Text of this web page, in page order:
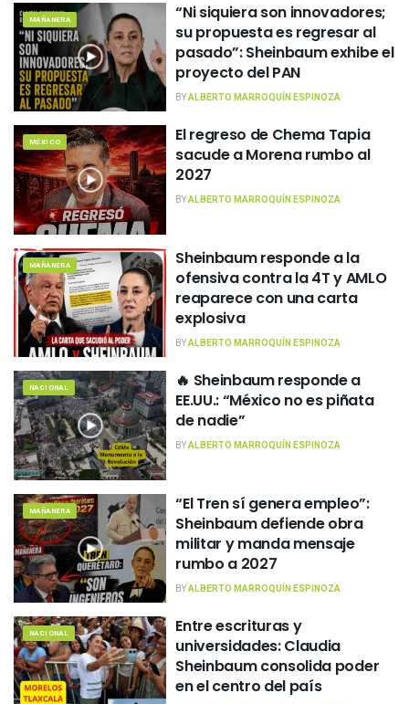
MAÑANERA
“Ni siquiera son innovadores;
su propuesta es regresar al
pasado”: Sheinbaum exhibe el
proyecto del PAN
BYALBERTO MARROQUÍN ESPINOZA
MÉXICO
El regreso de Chema Tapia
sacude a Morena rumbo al
2027
BYALBERTO MARROQUÍN ESPINOZA
MAÑANERA
Sheinbaum responde a la
ofensiva contra la 4T y AMLO
reaparece con una carta
explosiva
BYALBERTO MARROQUÍN ESPINOZA
NACIONAL
🔥 Sheinbaum responde a
EE.UU.: “México no es piñata
de nadie”
BYALBERTO MARROQUÍN ESPINOZA
MAÑANERA
“El Tren sí genera empleo”:
Sheinbaum defiende obra
militar y manda mensaje
rumbo a 2027
BYALBERTO MARROQUÍN ESPINOZA
NACIONAL
Entre escrituras y
universidades: Claudia
Sheinbaum consolida poder
en el centro del país